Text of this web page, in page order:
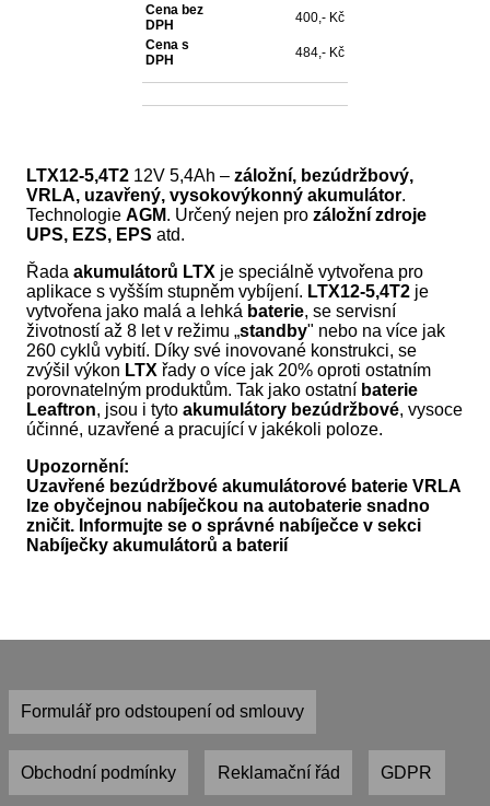
Cena bez
DPH
400,- Kč
Cena s
DPH
484,- Kč
LTX12-5,4T2 12V 5,4Ah –záložní, bezúdržbový,
VRLA, uzavřený, vysokovýkonný akumulátor.
TechnologieAGM. Určený nejen prozáložní zdroje
UPS, EZS, EPS atd.
Řadaakumulátorů LTX je speciálně vytvořena pro
aplikace s vyšším stupněm vybíjení. LTX12-5,4T2 je
vytvořena jako malá a lehká baterie, se servisní
životností až 8 let v režimu „standby" nebo na více jak
260 cyklů vybití. Díky své inovované konstrukci, se
zvýšil výkon LTX řady o více jak 20% oproti ostatním
porovnatelným produktům. Tak jako ostatní baterie
Leaftron, jsou i tytoakumulátory bezúdržbové, vysoce
účinné, uzavřené a pracující v jakékoli poloze.
Upozornění:
Uzavřené bezúdržbové akumulátorové baterie VRLA
lze obyčejnou nabíječkou na autobaterie snadno
zničit. Informujte se o správné nabíječce v sekci
Nabíječky akumulátorů a baterií
Formulář pro odstoupení od smlouvy
Obchodní podmínky Reklamační řád GDPR